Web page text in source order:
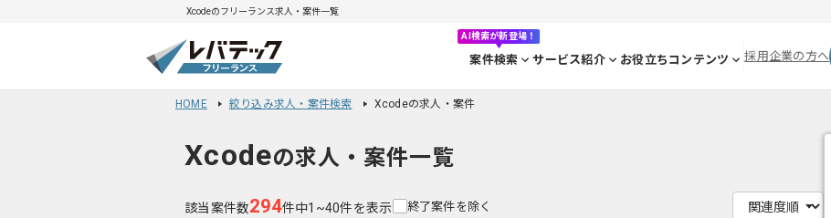
Xcodeのフリーランス求人・案件一覧
AI検索が新登場！
案件検索 サービス紹介 お役立ちコンテンツ 採用企業の方へ
HOME 絞り込み求人・案件検索 Xcodeの求人・案件
Xcodeの求人・案件一覧
該当案件数294件中1~40件を表示 終了案件を除く